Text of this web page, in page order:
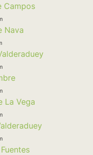
Campos
Nava
La Vega